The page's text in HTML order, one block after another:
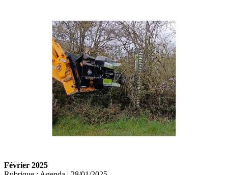
Février 2025